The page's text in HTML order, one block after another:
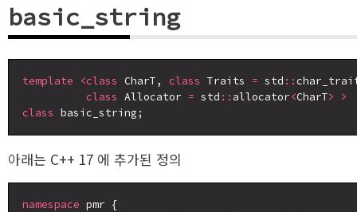
basic_string
template <class CharT, class Traits = std ::
class Allocator = std :: allocator<CharT>
>
class
아래는 C++ 17 에 추가된 정의
namespace